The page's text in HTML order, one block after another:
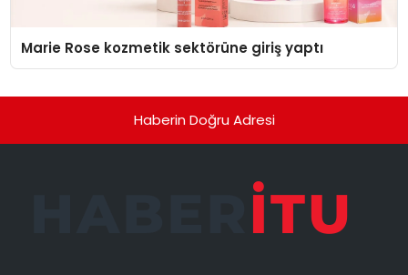
Marie Rose kozmetik sektörüne giriş yaptı
Haberin Doğru Adresi